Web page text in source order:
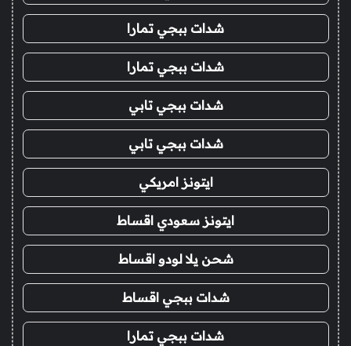
شدات ببجي تمارا
شدات ببجي تمارا
شدات ببجي تابي
شدات ببجي تابي
ايتونز امريكي
ايتونز سعودي اقساط
شحن يلا لودو اقساط
شدات ببجي اقساط
شدات ببجي تمارا